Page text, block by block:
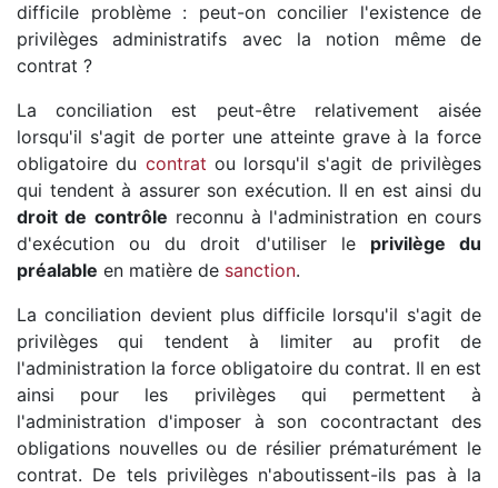
difficile problème : peut-on concilier l'existence de
privilèges administratifs avec la notion même de
contrat ?
La conciliation est peut-être relativement aisée
lorsqu'il s'agit de porter une atteinte grave à la force
obligatoire du contrat ou lorsqu'il s'agit de privilèges
qui tendent à assurer son exécution. Il en est ainsi du
droit de contrôle reconnu à l'administration en cours
d'exécution ou du droit d'utiliser le privilège du
préalable en matière de sanction.
La conciliation devient plus difficile lorsqu'il s'agit de
privilèges qui tendent à limiter au profit de
l'administration la force obligatoire du contrat. Il en est
ainsi pour les privilèges qui permettent à
l'administration d'imposer à son cocontractant des
obligations nouvelles ou de résilier prématurément le
contrat. De tels privilèges n'aboutissent-ils pas à la